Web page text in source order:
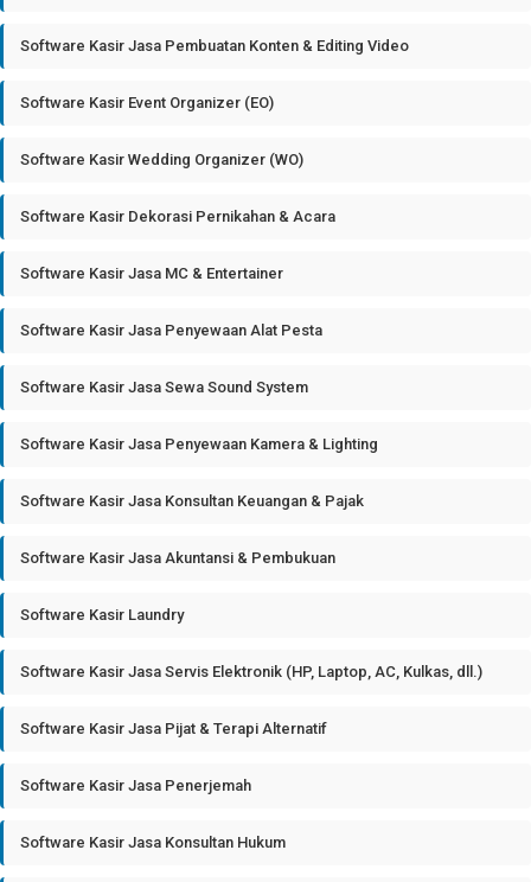
Software Kasir Jasa Pembuatan Konten & Editing Video
Software Kasir Event Organizer (EO)
Software Kasir Wedding Organizer (WO)
Software Kasir Dekorasi Pernikahan & Acara
Software Kasir Jasa MC & Entertainer
Software Kasir Jasa Penyewaan Alat Pesta
Software Kasir Jasa Sewa Sound System
Software Kasir Jasa Penyewaan Kamera & Lighting
Software Kasir Jasa Konsultan Keuangan & Pajak
Software Kasir Jasa Akuntansi & Pembukuan
Software Kasir Laundry
Software Kasir Jasa Servis Elektronik (HP, Laptop, AC, Kulkas, dll.)
Software Kasir Jasa Pijat & Terapi Alternatif
Software Kasir Jasa Penerjemah
Software Kasir Jasa Konsultan Hukum